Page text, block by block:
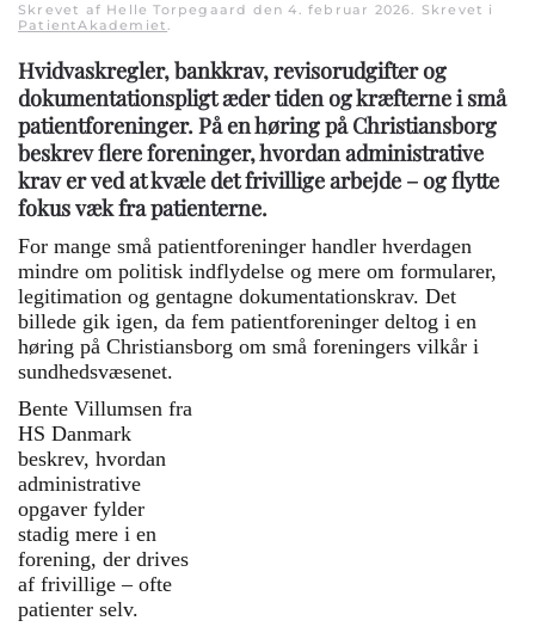
Skrevet af Helle Torpegaard den4. februar 2026. Skrevet i
PatientAkademiet.
Hvidvaskregler, bankkrav, revisorudgifter og
dokumentationspligt æder tiden og kræfterne i små
patientforeninger. På en høring på Christiansborg
beskrev flere foreninger, hvordan administrative
krav er ved at kvæle det frivillige arbejde – og flytte
fokus væk fra patienterne.
For mange små patientforeninger handler hverdagen
mindre om politisk indflydelse og mere om formularer,
legitimation og gentagne dokumentationskrav. Det
billede gik igen, da fem patientforeninger deltog i en
høring på Christiansborg om små foreningers vilkår i
sundhedsvæsenet.
Bente Villumsen fra
HS Danmark
beskrev, hvordan
administrative
opgaver fylder
stadig mere i en
forening, der drives
af frivillige – ofte
patienter selv.